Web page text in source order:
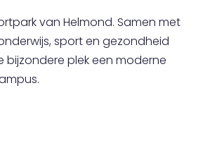
van Helmond. Samen met
sport en gezondheid
bijzondere plek een moderne